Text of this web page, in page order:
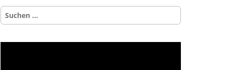
Suchen
nach: